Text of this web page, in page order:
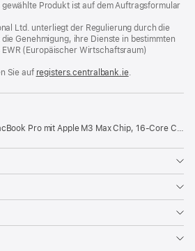
Produkt ist auf dem Auftragsformular
Ltd. unterliegt der Regulierung durch die
Genehmigung, ihre Dienste in bestimmten
(Europäischer Wirtschaftsraum)
Sie auf registers.centralbank.ie(Öffnet
neues
.
Apple M3 Max Chip, 16‑Core CPU und 40‑Core GPU - Space Schwarz